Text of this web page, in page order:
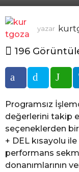
ö
n
c
3
y
l
ö
n
c
e
yazar
196
Programsız
değerlerini takip
seçeneklerden
+ DEL kısayolu
performans
donanımlarının